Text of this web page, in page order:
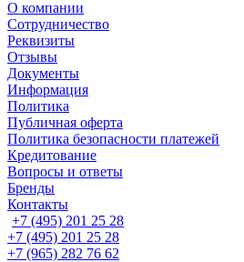
О компании
Сотрудничество
Реквизиты
Отзывы
Документы
Информация
Политика
Публичная оферта
Политика безопасности платежей
Кредитование
Вопросы и ответы
Бренды
Контакты
+7 (495) 201 25 28
+7 (495) 201 25 28
+7 (965) 282 76 62